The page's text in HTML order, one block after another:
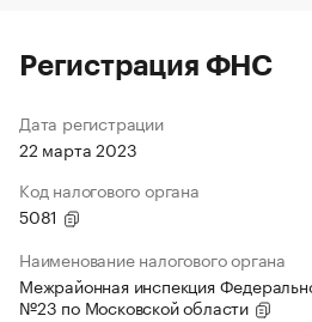
Регистрация ФНС
Дата регистрации
22 марта 2023
Код налогового органа
5081
Наименование налогового органа
Межрайонная инспекция
№23 по Московской области